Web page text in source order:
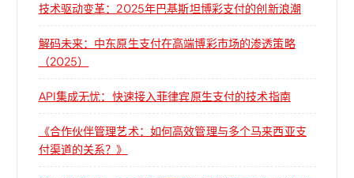
技术驱动变革：2025年巴基斯坦博彩支付的创新浪潮
解码未来：中东原生支付在高端博彩市场的渗透策略
（2025）
API集成无忧：快速接入菲律宾原生支付的技术指南
《合作伙伴管理艺术：如何高效管理与多个马来西亚支
付渠道的关系？》